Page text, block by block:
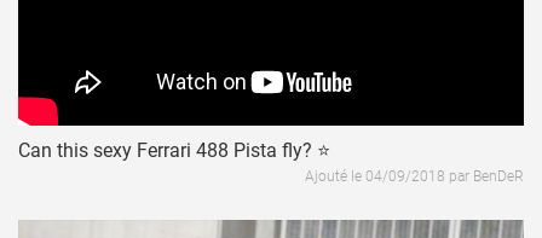
Can this sexy Ferrari 488 Pista fly? ⭐
Ajouté le 04/09/2018 par BenDeR